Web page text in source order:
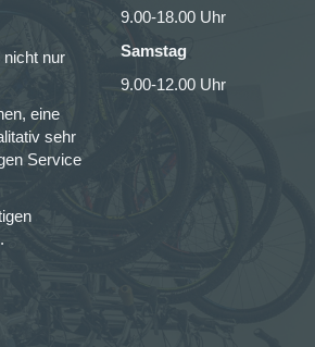
nur
eine
sehr
Service
9.00-18.00 Uhr
Samstag
9.00-12.00 Uhr